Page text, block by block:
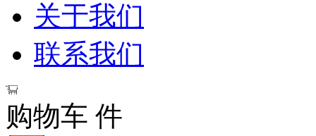
关于我们
联系我们
购物车 件